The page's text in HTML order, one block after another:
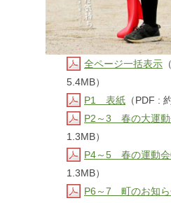
全ページ一括表示
5.4MB）
P1 表紙 （PDF :
P2～3 春の大運
1.3MB）
P4～5 春の運動
1.3MB）
P6～7 町のお知